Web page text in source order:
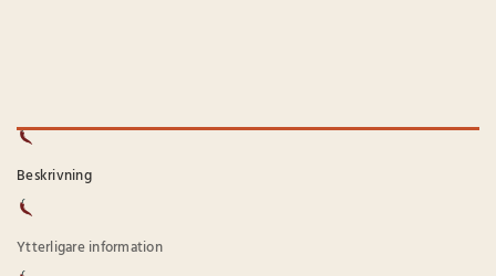
Beskrivning
Ytterligare information